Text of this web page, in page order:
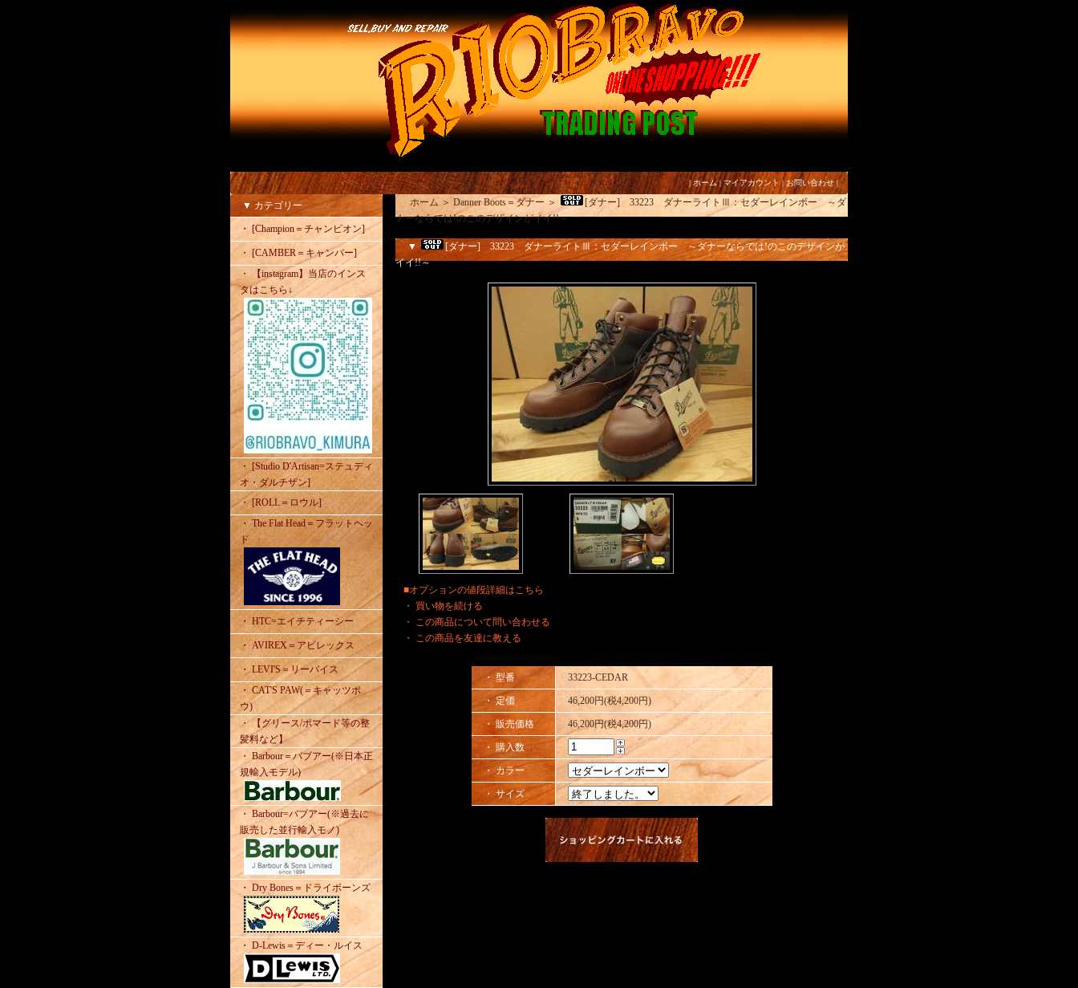
|ホーム|マイアカウント | お問い合わせ |
▼ カテゴリー
・ [Champion＝チャンピオン]
・ [CAMBER＝キャンバー]
・ 【instagram】当店のインス
タはこちら↓
・ [Studio D'Artisan=ステュディ
オ・ダルチザン]
・ [ROLL＝ロウル]
・ The Flat Head＝フラットヘッ
ド
・ HTC=エイチティーシー
・ AVIREX＝アビレックス
・ LEVI'S＝リーバイス
・ CAT'S PAW(＝キャッツポ
ウ)
・ 【グリース/ポマード等の整
髪料など】
・ Barbour＝バブアー(※日本正
規輸入モデル)
・ Barbour=バブアー(※過去に
販売した並行輸入モノ)
・ Dry Bones＝ドライボーンズ
・ D-Lewis＝ディー・ルイス
ホーム ＞ Danner Boots＝ダナー ＞
[ダナー] 33223 ダナーライトⅢ：セダーレインボー ～ダ
ナーならでは!のこのデザインがイイ!!～
▼
[ダナー] 33223 ダナーライトⅢ：セダーレインボー ～ダナーならでは!のこのデザインが
イイ!!～
■オプションの値段詳細はこちら
・ 買い物を続ける
・
この商品について問い合わせる
・
この商品を友達に教える
・ 型番 33223-CEDAR
・ 定価 46,200円(税4,200円)
・ 販売価格 46,200円(税4,200円)
・ 購入数
・ カラー
・ サイズ